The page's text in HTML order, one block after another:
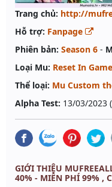
Trang chủ: http://
Hỗ trợ: Fanpage
Phiên bản: Season 6 -
Loại Mu: Reset In Game
Thể loại: Mu Custom
Alpha Test: 13/03/2023
GIỚI THIỆU
40% - MIỄN PHÍ 99% ,